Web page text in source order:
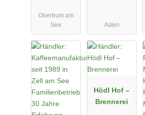
Riesenzwerg
Obertrum am
See
Asten
Hödl Hof –
Brennerei